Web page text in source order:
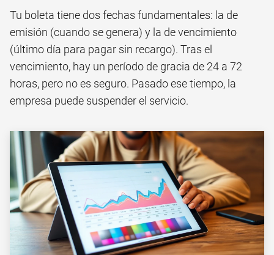
Tu boleta tiene dos fechas fundamentales: la de
emisión (cuando se genera) y la de vencimiento
(último día para pagar sin recargo). Tras el
vencimiento, hay un período de gracia de 24 a 72
horas, pero no es seguro. Pasado ese tiempo, la
empresa puede suspender el servicio.